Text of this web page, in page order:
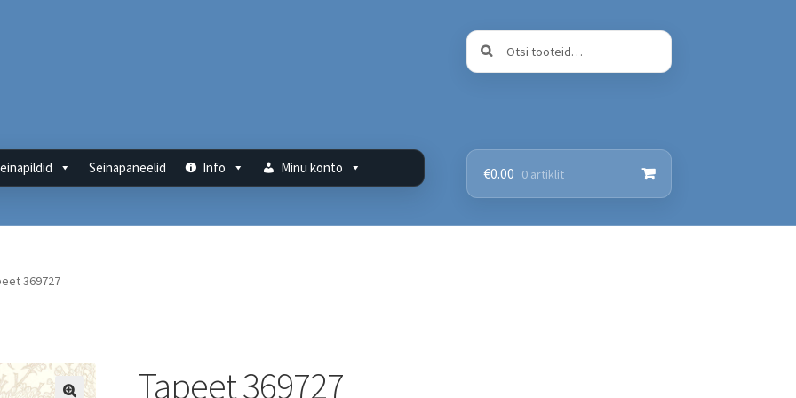
Otsi:
Otsi
Seinapaneelid Info Minu konto €0.00 0 artiklit
369727
Tapeet 369727